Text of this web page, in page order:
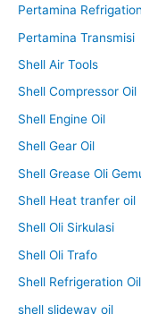
Pertamina
Pertamina Transmisi
Shell Air Tools
Shell Compressor Oil
Shell Engine Oil
Shell Gear Oil
Shell Grease Oli
Shell Heat tranfer oil
Shell Oli Sirkulasi
Shell Oli Trafo
Shell Refrigeration Oil
shell slideway oil